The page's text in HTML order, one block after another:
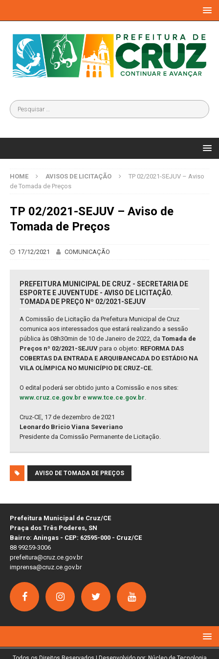
HOME AVISOS DE LICITAÇÃO
TP 02/2021-SEJUV – Aviso
de Tomada de Preços
TP 02/2021-SEJUV – Aviso de
Tomada de Preços
17/12/2021 COMUNICAÇÃO
PREFEITURA MUNICIPAL DE CRUZ - SECRETARIA DE
ESPORTE E JUVENTUDE - AVISO DE LICITAÇÃO.
TOMADA DE PREÇO Nº 02/2021-SEJUV
A Comissão de Licitação da Prefeitura Municipal de Cruz
comunica aos interessados que estará realizando a sessão
pública às 08h30min de 10 de Janeiro de 2022, da Tomada de
Preços nº 02/2021-SEJUV para o objeto: REFORMA DAS
COBERTAS DA ENTRADA E ARQUIBANCADA DO ESTÁDIO NA
VILA OLÍMPICA NO MUNICÍPIO DE CRUZ-CE.
O edital poderá ser obtido junto a Comissão e nos sites:
www.cruz.ce.gov.br e www.tce.ce.gov.br.
Cruz-CE, 17 de dezembro de 2021
Leonardo Bricio Viana Severiano
Presidente da Comissão Permanente de Licitação.
AVISO DE TOMADA DE PREÇOS
Prefeitura Municipal de Cruz/CE
Praça dos Três Poderes, SN
Bairro: Aningas - CEP: 62595-000 - Cruz/CE
88 99259-3006
prefeitura@cruz.ce.gov.br
imprensa@cruz.ce.gov.br